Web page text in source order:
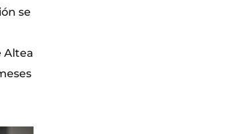
se
Altea